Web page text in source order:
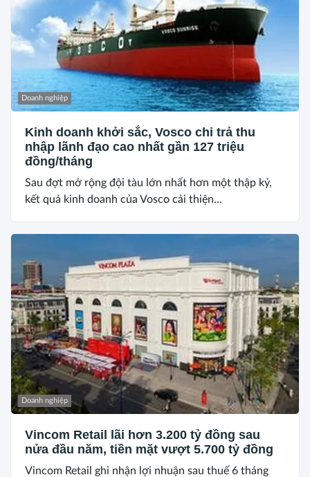
Doanh nghiệp
Kinh doanh khởi sắc, Vosco chi trả thu
nhập lãnh đạo cao nhất gần 127 triệu
đồng/tháng
Sau đợt mở rộng đội tàu lớn nhất hơn một thập kỷ,
kết quả kinh doanh của Vosco cải thiện...
Doanh nghiệp
Vincom Retail lãi hơn 3.200 tỷ đồng sau
nửa đầu năm, tiền mặt vượt 5.700 tỷ đồng
Vincom Retail ghi nhận lợi nhuận sau thuế 6 tháng